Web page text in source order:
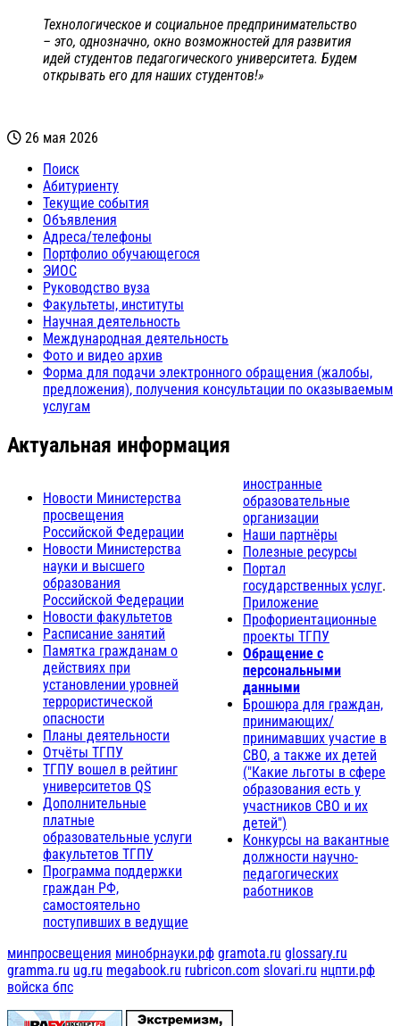
Технологическое и социальное предпринимательство
– это, однозначно, окно возможностей для развития
идей студентов педагогического университета. Будем
открывать его для наших студентов!»
26 мая 2026
Поиск
Абитуриенту
Текущие события
Объявления
Адреса/телефоны
Портфолио обучающегося
ЭИОС
Руководство вуза
Факультеты, институты
Научная деятельность
Международная деятельность
Фото и видео архив
Форма для подачи электронного обращения (жалобы,
предложения), получения консультации по оказываемым
услугам
Актуальная информация
Новости Министерства
просвещения
Российской Федерации
Новости Министерства
науки и высшего
образования
Российской Федерации
Новости факультетов
Расписание занятий
Памятка гражданам о
действиях при
установлении уровней
террористической
опасности
Планы деятельности
Отчёты ТГПУ
ТГПУ вошел в рейтинг
университетов QS
Дополнительные
платные
образовательные услуги
факультетов ТГПУ
Программа поддержки
граждан РФ,
самостоятельно
поступивших в ведущие
иностранные
образовательные
организации
Наши партнёры
Полезные ресурсы
Портал
государственных услуг.
Приложение
Профориентационные
проекты ТГПУ
Обращение с
персональными
данными
Брошюра для граждан,
принимающих/
принимавших участие в
СВО, а также их детей
("Какие льготы в сфере
образования есть у
участников СВО и их
детей")
Конкурсы на вакантные
должности научно-
педагогических
работников
минпросвещения минобрнауки.рф gramota.ru glossary.ru
gramma.ru ug.ru megabook.ru rubricon.com slovari.ru нцпти.рф
войска бпс